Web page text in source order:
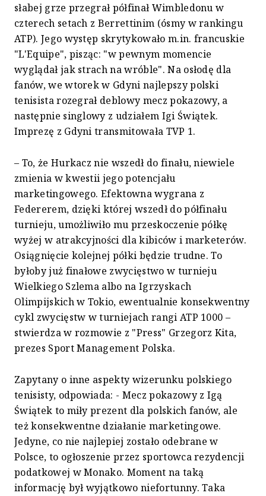
słabej grze przegrał półfinał Wimbledonu w
czterech setach z Berrettinim (ósmy w rankingu
ATP). Jego występ skrytykowało m.in. francuskie
"L'Equipe", pisząc: "w pewnym momencie
wyglądał jak strach na wróble". Na osłodę dla
fanów, we wtorek w Gdyni najlepszy polski
tenisista rozegrał deblowy mecz pokazowy, a
następnie singlowy z udziałem Igi Świątek.
Imprezę z Gdyni transmitowała TVP 1.
– To, że Hurkacz nie wszedł do finału, niewiele
zmienia w kwestii jego potencjału
marketingowego. Efektowna wygrana z
Federerem, dzięki której wszedł do półfinału
turnieju, umożliwiło mu przeskoczenie półkę
wyżej w atrakcyjności dla kibiców i marketerów.
Osiągnięcie kolejnej półki będzie trudne. To
byłoby już finałowe zwycięstwo w turnieju
Wielkiego Szlema albo na Igrzyskach
Olimpijskich w Tokio, ewentualnie konsekwentny
cykl zwycięstw w turniejach rangi ATP 1000 –
stwierdza w rozmowie z "Press" Grzegorz Kita,
prezes Sport Management Polska.
Zapytany o inne aspekty wizerunku polskiego
tenisisty, odpowiada: - Mecz pokazowy z Igą
Świątek to miły prezent dla polskich fanów, ale
też konsekwentne działanie marketingowe.
Jedyne, co nie najlepiej zostało odebrane w
Polsce, to ogłoszenie przez sportowca rezydencji
podatkowej w Monako. Moment na taką
informację był wyjątkowo niefortunny. Taka